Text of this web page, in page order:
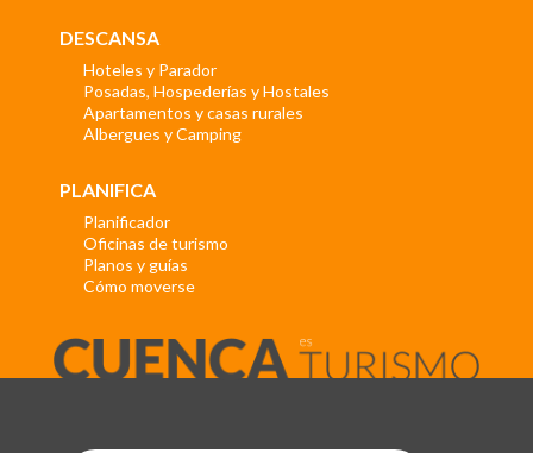
DESCANSA
Hoteles y Parador
Posadas, Hospederías y Hostales
Apartamentos y casas rurales
Albergues y Camping
PLANIFICA
Planificador
Oficinas de turismo
Planos y guías
Cómo moverse